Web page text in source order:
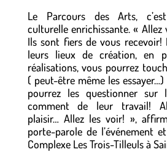
Le Parcours des Arts,
culturelle enrichissante. «
Ils sont fiers de vous recevoir!
leurs lieux de création, en
réalisations, vous pourrez
( peut-être même les
pourrez les questionner
comment de leur travail!
plaisir… Allez les voir! »,
porte-parole de l’événement
Complexe Les Trois-Tilleuls à